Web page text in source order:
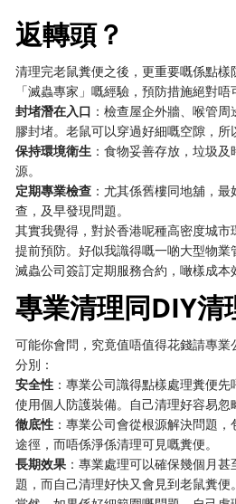
返轉頭？
清理完老鼠糞便之後，更重要嘅係點
「滅蟲專家」嘅經驗，預防措施絕對唔
封堵潛在入口 ：檢查屋企外牆、喉管
膠封堵。老鼠可以穿過好細嘅空隙，所
保持環境衛生 ：食物妥善存放，垃圾
源。
定期專業檢查 ：尤其係舊樓同地舖，
查，及早發現問題。
其實我覺得，對於香港呢種高密度城
提前預防。好似我識得嘅一啲大型物
滅蟲公司簽訂定期服務合約，噉樣成本
專業清理同DIY清
可能你會問，究竟值唔值得花錢請專
分別：
安全性 ：專業公司識得點樣處理糞便
使用個人防護裝備。自己清理好容易忽
徹底性 ：專業公司會從根源解決問題
途徑，而唔係淨係清理可見嘅糞便。
長期效果 ：專業處理可以確保幾個月
題，而自己清理好快又會見到老鼠糞便。